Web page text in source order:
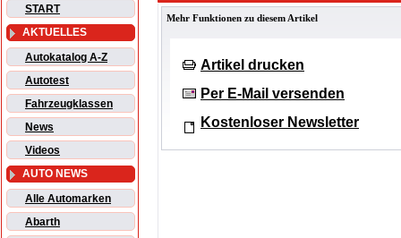
START
AKTUELLES
Autokatalog A-Z
Autotest
Fahrzeugklassen
News
Videos
AUTO NEWS
Alle Automarken
Abarth
Mehr Funktionen zu diesem Artikel
Artikel drucken
Per E-Mail versenden
Kostenloser Newsletter